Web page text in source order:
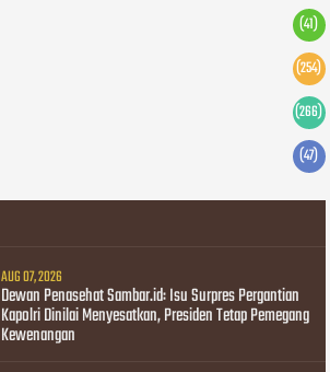
(41)
(254)
(266)
(47)
AUG 07, 2026
Dewan Penasehat Sambar.id: Isu Surpres Pergantian
Kapolri Dinilai Menyesatkan, Presiden Tetap Pemegang
Kewenangan